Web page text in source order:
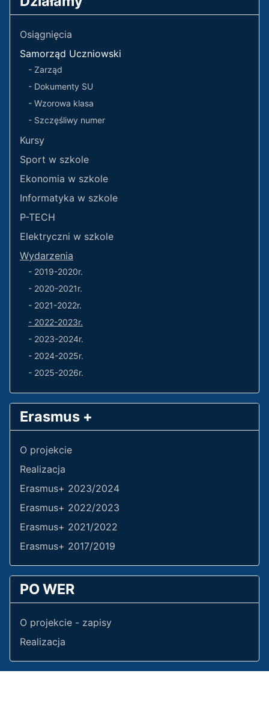
Osiągnięcia
Samorząd Uczniowski
- Zarząd
- Dokumenty SU
- Wzorowa klasa
- Szczęśliwy numer
Kursy
Sport w szkole
Ekonomia w szkole
Informatyka w szkole
P-TECH
Elektryczni w szkole
Wydarzenia
- 2019-2020r.
- 2020-2021r.
- 2021-2022r.
- 2022-2023r.
- 2023-2024r.
- 2024-2025r.
- 2025-2026r.
Erasmus +
O projekcie
Realizacja
Erasmus+ 2023/2024
Erasmus+ 2022/2023
Erasmus+ 2021/2022
Erasmus+ 2017/2019
PO WER
O projekcie - zapisy
Realizacja